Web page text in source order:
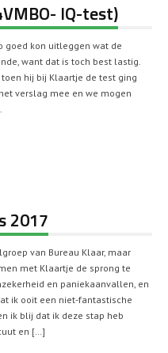
IQ-test)
goed kon uitleggen wat de
want dat is toch best lastig.
hij bij Klaartje de test ging
verslag mee en we mogen
2017
van Bureau Klaar, maar
met Klaartje de sprong te
en paniekaanvallen, en
ik ooit een niet-fantastische
ik blij dat ik deze stap heb
en […]